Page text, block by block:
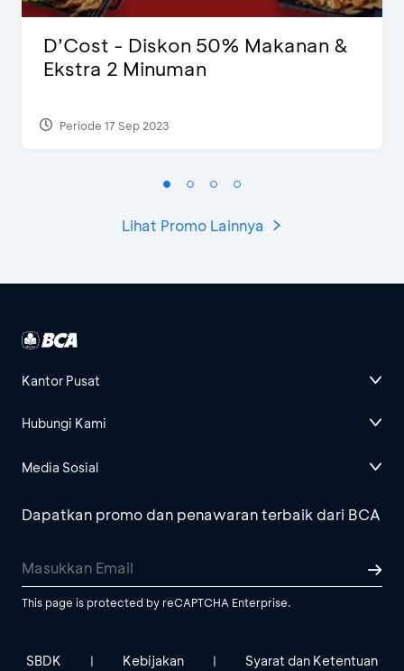
D’Cost - Diskon 50% Makanan &
Ekstra 2 Minuman
Periode 17 Sep 2023
Lihat Promo Lainnya
Kantor Pusat
Hubungi Kami
Media Sosial
Dapatkan promo dan penawaran terbaik dari BCA
This page is protected by reCAPTCHA Enterprise.
SBDK | Kebijakan | Syarat dan Ketentuan